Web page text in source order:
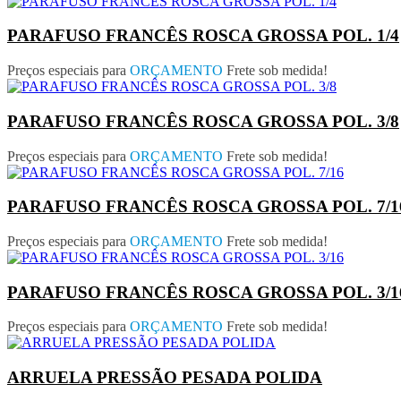
PARAFUSO FRANCÊS ROSCA GROSSA POL. 1/4
Preços especiais para ORÇAMENTO Frete sob medida!
PARAFUSO FRANCÊS ROSCA GROSSA POL. 3/8
Preços especiais para ORÇAMENTO Frete sob medida!
PARAFUSO FRANCÊS ROSCA GROSSA POL. 7/
Preços especiais para ORÇAMENTO Frete sob medida!
PARAFUSO FRANCÊS ROSCA GROSSA POL. 3/
Preços especiais para ORÇAMENTO Frete sob medida!
ARRUELA PRESSÃO PESADA POLIDA